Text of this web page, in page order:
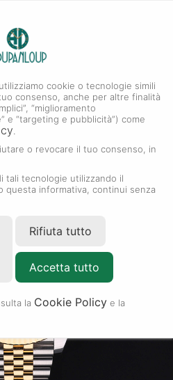
cookie o tecnologie simili
consenso, anche per altre finalità
“miglioramento
e “targeting e pubblicità”) come
o revocare il tuo consenso, in
tali tecnologie utilizzando il
questa informativa, continui senza
Rifiuta tutto
Accetta tutto
la Cookie Policy e la